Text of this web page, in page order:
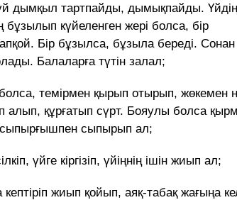
дымқыл тартпайды, дымықпайды. Үйдің
күйеленген жері болса, бір
Бір бұзылса, бұзыла береді. Сонан
Балаларға түтін залал;
темірмен қырып отырып, жөкемен
құрғатып сүрт. Бояулы болса
сыпырып ал;
үйге кіргізіп, үйіңнің ішін жиып ал;
кептіріп жиып қойып, аяқ-табақ жағыңа